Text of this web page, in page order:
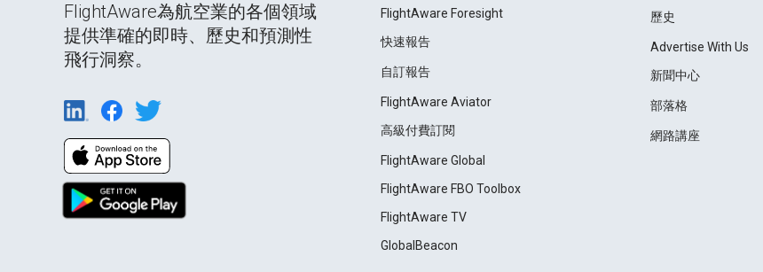
FlightAware為航空業的各個領域
提供準確的即時、歷史和預測性
飛行洞察。
FlightAware Foresight
快速報告
自訂報告
FlightAware Aviator
高級付費訂閱
FlightAware Global
FlightAware FBO Toolbox
FlightAware TV
GlobalBeacon
歷史
Advertise With Us
新聞中心
部落格
網路講座